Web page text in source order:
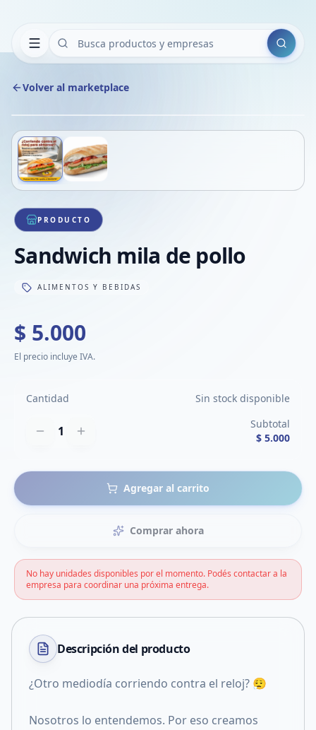
Buscar
Volver al marketplace
1/2
PRODUCTO
Sandwich mila de pollo
ALIMENTOS Y BEBIDAS
$ 5.000
El precio incluye IVA.
Cantidad Sin stock disponible
1
Subtotal
$ 5.000
Agregar al carrito
Comprar ahora
No hay unidades disponibles por el momento. Podés contactar a la
empresa para coordinar una próxima entrega.
Descripción del producto
¿Otro mediodía corriendo contra el reloj? 😮‍💨
Nosotros lo entendemos. Por eso creamos